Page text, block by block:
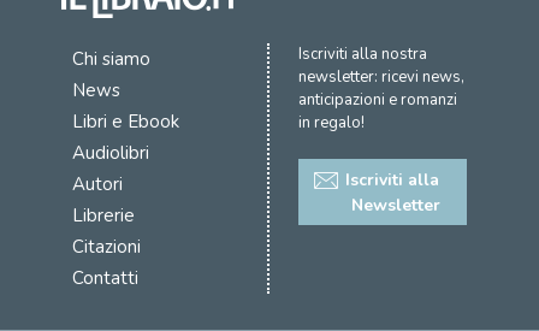
Chi siamo
News
Libri e Ebook
Audiolibri
Autori
Librerie
Citazioni
Contatti
Iscriviti alla nostra
newsletter: ricevi news,
anticipazioni e romanzi
in regalo!
Iscriviti alla
Newsletter